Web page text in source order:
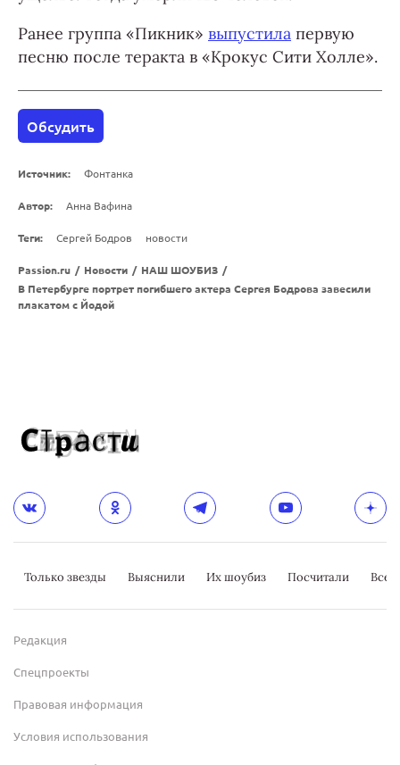
Ранее группа «Пикник» выпустила первую
песню после теракта в «Крокус Сити Холле».
Обсудить
Источник: Фонтанка
Автор: Анна Вафина
Теги: Сергей Бодров новости
Passion.ru / Новости / НАШ ШОУБИЗ /
В Петербурге портрет погибшего актера Сергея Бодрова завесили
плакатом с Йодой
Только звезды Выяснили Их шоубиз Посчитали
Редакция
Спецпроекты
Правовая информация
Условия использования